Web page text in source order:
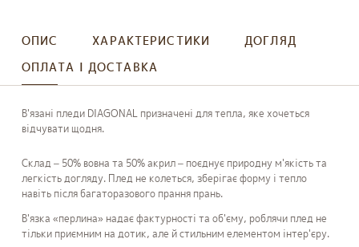
ОПИС ХАРАКТЕРИСТИКИ
ДОГЛЯД
ОПЛАТА І ДОСТАВКА
В'язані пледи DIAGONAL призначені для тепла, яке хочеться
відчувати щодня.
Склад – 50% вовна та 50% акрил – поєднує природну м'якість та
легкість догляду. Плед не колеться, зберігає форму і тепло
навіть після багаторазового прання прань.
В'язка «перлина» надає фактурності та об'єму, роблячи плед не
тільки приємним на дотик, але й стильним елементом інтер'єру.